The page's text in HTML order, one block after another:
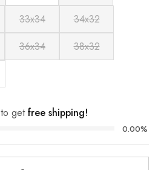
33x34
34x32
36x34
38x32
to getfree shipping!
0.00%